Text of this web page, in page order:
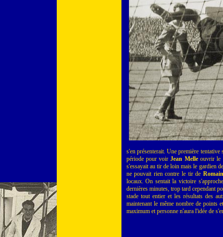
s'en présenterait. Une première tentative
période pour voirJean Melleouvrir le
s'essayait au tir de loin mais le gardien
ne pouvait rien contre le tir de
locaux. On sentait la victoire
dernières minutes, trop tard cependant
stade tout entier et les résultats des
maintenant le même nombre de points
maximum et personne n'aura l'idée de